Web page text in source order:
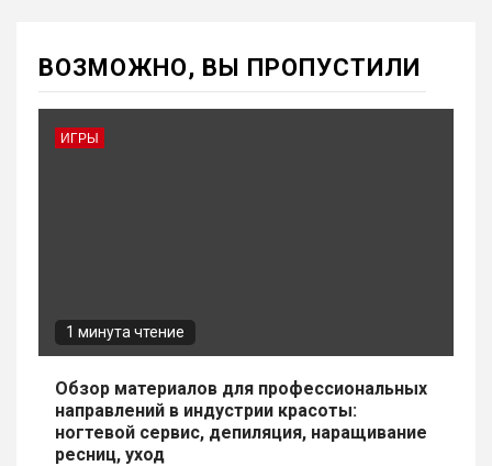
ВОЗМОЖНО, ВЫ ПРОПУСТИЛИ
ИГРЫ
1 минута чтение
Обзор материалов для профессиональных
направлений в индустрии красоты:
ногтевой сервис, депиляция, наращивание
ресниц, уход